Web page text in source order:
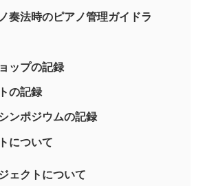
奏法時のピアノ管理ガイドラ
ップの記録
の記録
ンポジウムの記録
について
ェクトについて